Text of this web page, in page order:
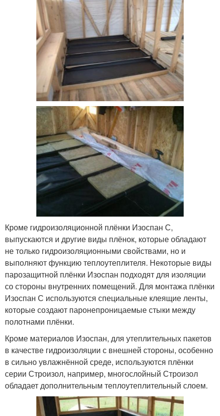
Кроме гидроизоляционной плёнки Изоспан С,
выпускаются и другие виды плёнок, которые обладают
не только гидроизоляционными свойствами, но и
выполняют функцию теплоутеплителя. Некоторые виды
парозащитной плёнки Изоспан подходят для изоляции
со стороны внутренних помещений. Для монтажа плёнки
Изоспан С используются специальные клеящие ленты,
которые создают паронепроницаемые стыки между
полотнами плёнки.
Кроме материалов Изоспан, для утеплительных пакетов
в качестве гидроизоляции с внешней стороны, особенно
в сильно увлажнённой среде, используются плёнки
серии Строизол, например, многослойный Строизол
обладает дополнительным теплоутеплительный слоем.